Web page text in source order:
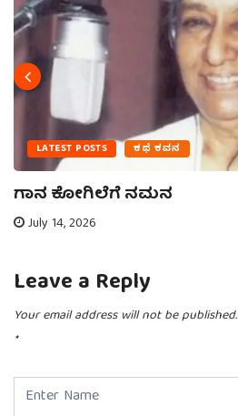
LATEST POSTS ಕಥೆ ಕವನ
ಗಾನ ಕೋಗಿಲೆಗೆ ನಮನ
July 14, 2026
Leave a Reply
Your email address will not be published.
*